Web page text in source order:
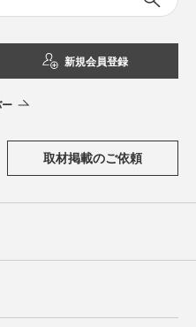
新規会員登録
取材掲載のご依頼